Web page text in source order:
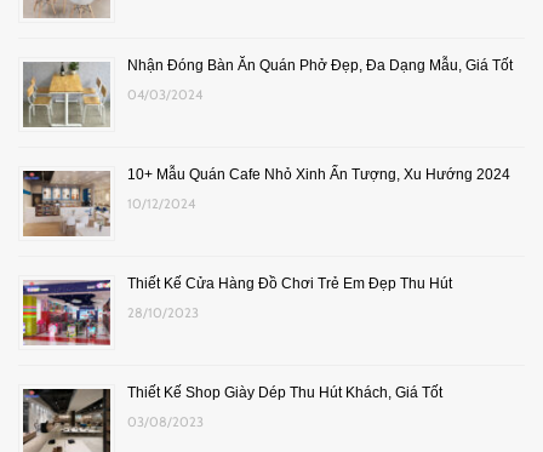
Nhận Đóng Bàn Ăn Quán Phở Đẹp, Đa Dạng Mẫu, Giá Tốt
04/03/2024
10+ Mẫu Quán Cafe Nhỏ Xinh Ấn Tượng, Xu Hướng 2024
10/12/2024
Thiết Kế Cửa Hàng Đồ Chơi Trẻ Em Đẹp Thu Hút
28/10/2023
Thiết Kế Shop Giày Dép Thu Hút Khách, Giá Tốt
03/08/2023